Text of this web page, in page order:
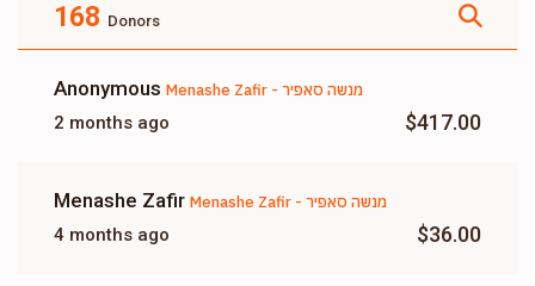
$0
Donated
$5,000
Donors
168 Donors
Anonymous Menashe Zafir - מנשה סאפיר
2 months ago $417.00
Menashe Zafir Menashe Zafir - מנשה סאפיר
4 months ago $36.00